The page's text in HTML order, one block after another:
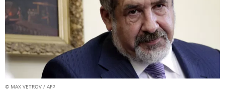
© MAX VETROV / AFP